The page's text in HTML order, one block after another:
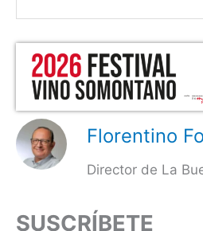
Florentino
Director de La
SUSCRÍBETE